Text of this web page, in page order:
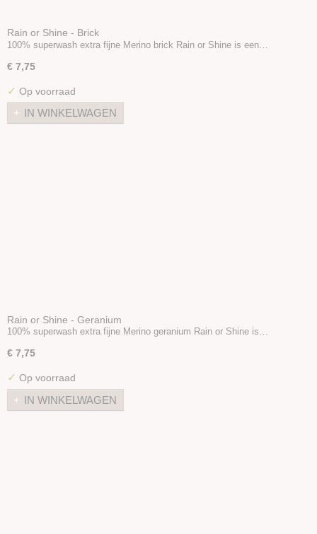
Rain or Shine - Brick
100% superwash extra fijne Merino brick Rain or Shine is een…
€ 7,75
✓ Op voorraad
IN WINKELWAGEN
Rain or Shine - Geranium
100% superwash extra fijne Merino geranium Rain or Shine is…
€ 7,75
✓ Op voorraad
IN WINKELWAGEN